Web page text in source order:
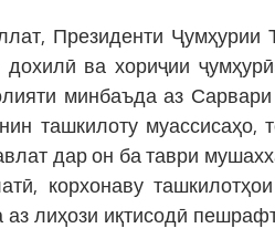
Президенти Ҷумҳурии
ва хориҷии
минбаъда аз
ташкилоту муассисаҳо,
дар он ба таври
корхонаву
лиҳози иқтисодӣ